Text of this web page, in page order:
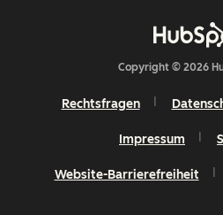
Copyright © 2026
Rechtsfragen
Impressum
Website-Barrierefreiheit